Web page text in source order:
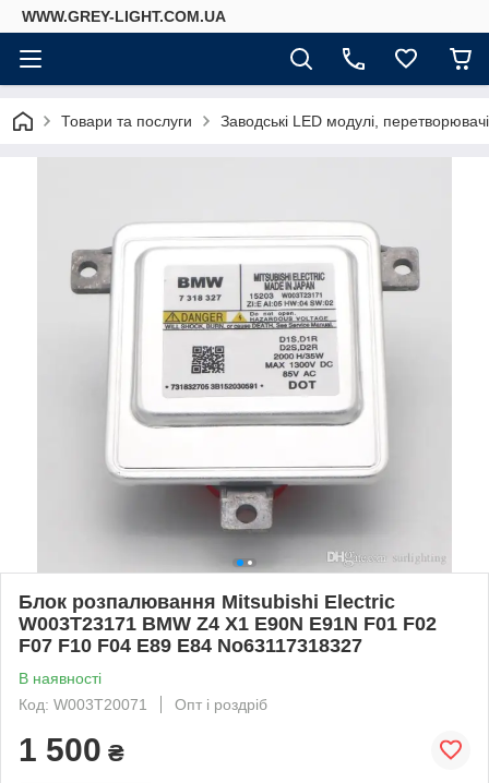
WWW.GREY-LIGHT.COM.UA
Товари та послуги Заводські LED модулі,
Блок розпалювання Mitsubishi Electric
W003T23171 BMW Z4 X1 E90N E91N F01 F02
F07 F10 F04 E89 E84 No63117318327
В наявності
Код: W003T20071
Опт і роздріб
1 500 ₴